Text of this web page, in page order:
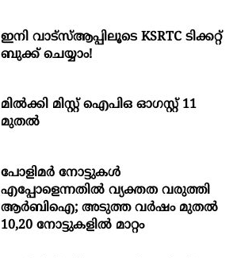
ഇനി വാട്‌സ്ആപ്പിലൂടെ KSRTC ടിക്കറ്റ്
ബുക്ക് ചെയ്യാം!
മില്‍ക്കി മിസ്റ്റ്‌ ഐപിഒ ഓഗസ്റ്റ്‌ 11
മുതല്‍
പോളിമർ നോട്ടുകൾ
എപ്പോളെന്നതിൽ വ്യക്തത വരുത്തി
ആർബിഐ; അടുത്ത വർഷം മുതൽ
10,20 നോട്ടുകളിൽ മാറ്റം